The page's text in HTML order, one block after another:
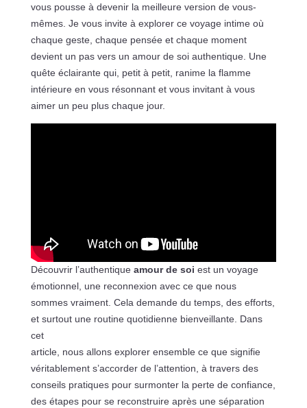
vous pousse à devenir la meilleure version de vous-
mêmes. Je vous invite à explorer ce voyage intime où
chaque geste, chaque pensée et chaque moment
devient un pas vers un amour de soi authentique. Une
quête éclairante qui, petit à petit, ranime la flamme
intérieure en vous résonnant et vous invitant à vous
aimer un peu plus chaque jour.
Découvrir l’authentique amour de soi est un voyage
émotionnel, une reconnexion avec ce que nous
sommes vraiment. Cela demande du temps, des efforts,
et surtout une routine quotidienne bienveillante. Dans
cet
article, nous allons explorer ensemble ce que signifie
véritablement s’accorder de l’attention, à travers des
conseils pratiques pour surmonter la perte de confiance,
des étapes pour se reconstruire après une séparation